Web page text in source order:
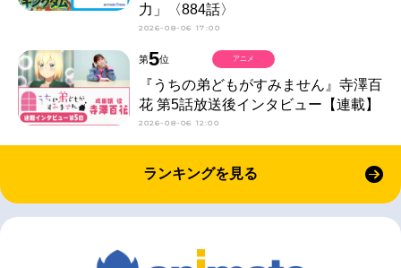
力」〈884話〉
2026-08-06 17:00
第5位
『うちの弟どもがすみません』寺澤百
花 第5話放送後インタビュー【連載】
2026-08-06 12:00
アニメ
ランキングを見る